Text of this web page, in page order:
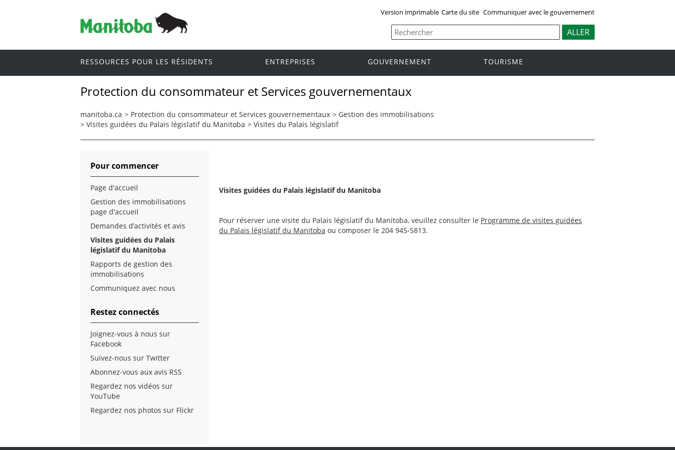
Version imprimable Carte du site Communiquer avec le gouvernement
RESSOURCES POUR LES RÉSIDENTS ENTREPRISES GOUVERNEMENT TOURISME
Protection du consommateur et Services gouvernementaux
manitoba.ca > Protection du consommateur et Services gouvernementaux > Gestion des immobilisations
> Visites guidées du Palais législatif du Manitoba > Visites du Palais législatif
Visites guidées du Palais législatif du Manitoba
Pour réserver une visite du Palais législatif du Manitoba, veuillez consulter le Programme de visites guidées
du Palais législatif du Manitoba ou composer le 204 945-5813.
Pour commencer
Page d'accueil
Gestion des immobilisations
page d'accueil
Demandes d’activités et avis
Visites guidées du Palais
législatif du Manitoba
Rapports de gestion des
immobilisations
Communiquez avec nous
Restez connectés
Joignez-vous à nous sur
Facebook
Suivez-nous sur Twitter
Abonnez-vous aux avis RSS
Regardez nos vidéos sur
YouTube
Regardez nos photos sur Flickr